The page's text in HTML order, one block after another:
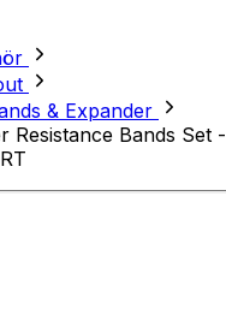
& Expander
Resistance Bands Set -